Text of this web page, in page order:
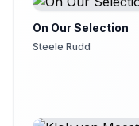
On Our Selection
Steele Rudd